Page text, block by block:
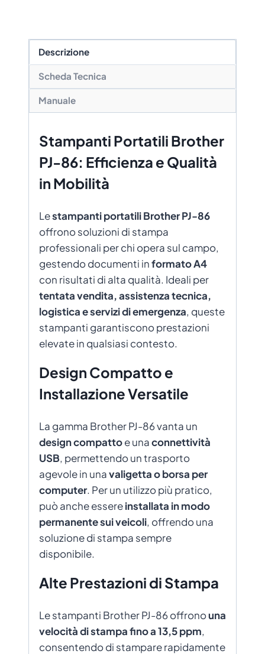
Descrizione
Scheda Tecnica
Manuale
Stampanti Portatili Brother
PJ-86: Efficienza e Qualità
in Mobilità
Lestampanti portatili Brother PJ-86
offrono soluzioni di stampa
professionali per chi opera sul campo,
gestendo documenti informato A4
con risultati di alta qualità. Ideali per
tentata vendita, assistenza tecnica,
logistica e servizi di emergenza, queste
stampanti garantiscono prestazioni
elevate in qualsiasi contesto.
Design Compatto e
Installazione Versatile
La gamma Brother PJ-86 vanta un
design compattoe unaconnettività
USB, permettendo un trasporto
agevole in unavaligetta o borsa per
computer. Per un utilizzo più pratico,
può anche essereinstallata in modo
permanente sui veicoli, offrendo una
soluzione di stampa sempre
disponibile.
Alte Prestazioni di Stampa
Le stampanti Brother PJ-86 offronouna
velocità di stampa fino a 13,5 ppm,
consentendo di stampare rapidamente